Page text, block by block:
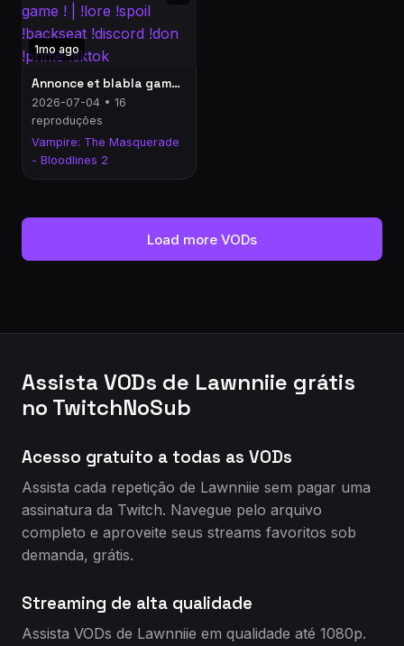
1mo ago
Annonce et blabla game ! | !lore !spoil !backseat !discord !don !prime !tiktok
2026-07-04 • 16
reproduções
Vampire: The Masquerade
- Bloodlines 2
Load more VODs
Assista VODs de Lawnniie grátis
no TwitchNoSub
Acesso gratuito a todas as VODs
Assista cada repetição de Lawnniie sem pagar uma
assinatura da Twitch. Navegue pelo arquivo
completo e aproveite seus streams favoritos sob
demanda, grátis.
Streaming de alta qualidade
Assista VODs de Lawnniie em qualidade até 1080p.